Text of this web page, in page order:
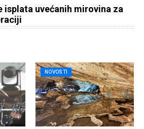
isplata uvećanih mirovina za
NOVOSTI